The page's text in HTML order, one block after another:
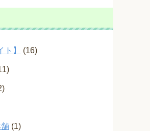
ト】 (16)
(1)